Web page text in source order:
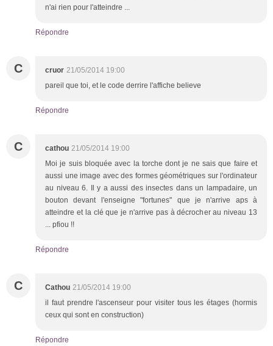
n'ai rien pour l'atteindre ...
Répondre
C cruor 21/05/2014 19:00
pareil que toi, et le code derrire l'affiche believe
Répondre
C cathou 21/05/2014 19:00
Moi je suis bloquée avec la torche dont je ne sais que faire et
aussi une image avec des formes géométriques sur l'ordinateur
au niveau 6. Il y a aussi des insectes dans un lampadaire, un
bouton devant l'enseigne "fortunes" que je n'arrive aps à
atteindre et la clé que je n'arrive pas à décrocher au niveau 13
... pfiou !!
Répondre
C Cathou 21/05/2014 19:00
il faut prendre l'ascenseur pour visiter tous les étages (hormis
ceux qui sont en construction)
Répondre